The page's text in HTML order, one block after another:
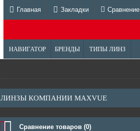
Главная Закладки Сравнение
НАВИГАТОР БРЕНДЫ ТИПЫ ЛИНЗ
ЛИНЗЫ КОМПАНИИ MAXVUE
Сравнение товаров (0)